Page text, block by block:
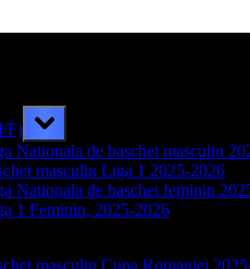
F)
Toggle
sub-
menu
Nationala de baschet masculin
masculin Liga 1 2025-2026
Nationala de baschet feminin
1 Feminin, 2025-2026
masculin Cupa Romaniei